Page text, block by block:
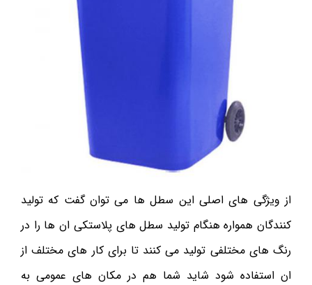
از ویژگی های اصلی این سطل ها می توان گفت که تولید
کنندگان همواره هنگام تولید سطل های پلاستکی ان ها را در
رنگ های مختلفی تولید می کنند تا برای کار های مختلف از
ان استفاده شود شاید شما هم در مکان های عمومی به